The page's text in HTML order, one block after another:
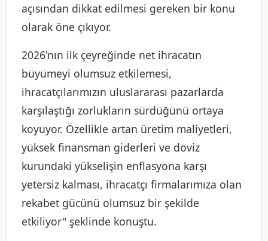
açısından dikkat edilmesi gereken bir konu
olarak öne çıkıyor.
2026'nın ilk çeyreğinde net ihracatın
büyümeyi olumsuz etkilemesi,
ihracatçılarımızın uluslararası pazarlarda
karşılaştığı zorlukların sürdüğünü ortaya
koyuyor. Özellikle artan üretim maliyetleri,
yüksek finansman giderleri ve döviz
kurundaki yükselişin enflasyona karşı
yetersiz kalması, ihracatçı firmalarımıza olan
rekabet gücünü olumsuz bir şekilde
etkiliyor" şeklinde konuştu.